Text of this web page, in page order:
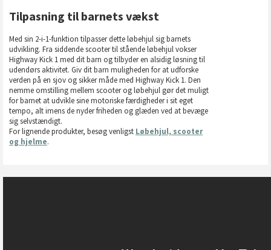
Tilpasning til barnets vækst
Med sin 2-i-1-funktion tilpasser dette løbehjul sig barnets
udvikling. Fra siddende scooter til stående løbehjul vokser
Highway Kick 1 med dit barn og tilbyder en alsidig løsning til
udendørs aktivitet. Giv dit barn muligheden for at udforske
verden på en sjov og sikker måde med Highway Kick 1. Den
nemme omstilling mellem scooter og løbehjul gør det muligt
for barnet at udvikle sine motoriske færdigheder i sit eget
tempo, alt imens de nyder friheden og glæden ved at bevæge
sig selvstændigt.
For lignende produkter, besøg venligst Løbehjul, scooter
og hjelme.